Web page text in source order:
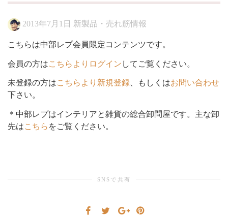
2013年7月1日 新製品・売れ筋情報
こちらは中部レプ会員限定コンテンツです。
会員の方はこちらよりログイン してご覧ください。
未登録の方はこちらより新規登録、もしくはお問い合わせ
下さい。
＊中部レプはインテリアと雑貨の総合卸問屋です。主な卸
先はこちら をご覧ください。
SNSで共有